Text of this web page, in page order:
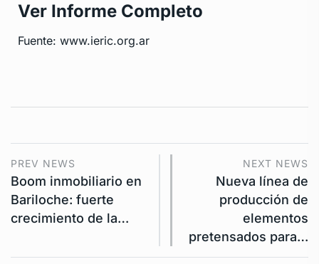
Ver Informe Completo
Fuente: www.ieric.org.ar
PREV NEWS
Boom inmobiliario en
Bariloche: fuerte
crecimiento de la…
NEXT NEWS
Nueva línea de
producción de
elementos
pretensados para…